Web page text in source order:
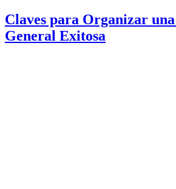
Claves para Organizar
General Exitosa